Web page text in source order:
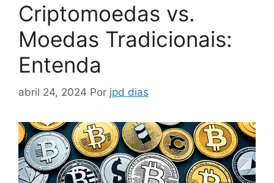
Criptomoedas vs.
Moedas Tradicionais:
Entenda
abril 24, 2024 Por jpd dias